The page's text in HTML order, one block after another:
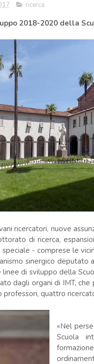
ricerca
2018-2020 della
ricercatori, nuove
di ricerca,
- comprese le
sinergico
linee di sviluppo della
dagli organi di IMT,
quattro
«Nel
Scuola